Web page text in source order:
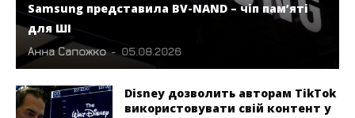
Samsung представила BV-NAND – чіп пам’яті
для ШІ
Анна Сапожко - 05.08.2026
Disney дозволить авторам TikTok
використовувати свій контент у